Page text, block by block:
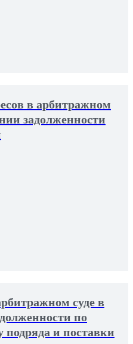
в арбитражном
задолженности
суде в
по
и поставки